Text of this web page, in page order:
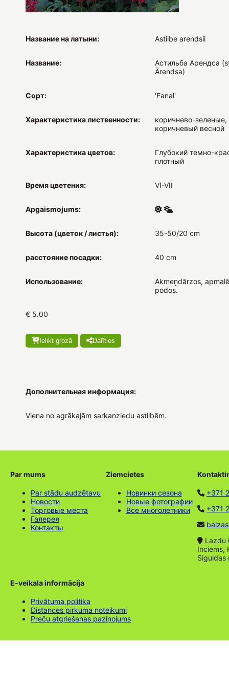
Название на латыни: Astilbe arendsii
Название:
Астильба Арендса
Ārendsa)
Сорт: 'Fanal'
Характеристика лиственности:
коричнево-зеленые,
коричневый весной
Характеристика цветов:
Глубокий темно-
плотный
Время цветения: VI-VII
Apgaismojums:
Высота (цветок / листья): 35-50/20 cm
расстояние посадки: 40 cm
Использование:
Akmeņdārzos,
podos.
€ 5.00
Ielikt grozā Dalīties
Дополнительная информация:
Viena no agrākajām sarkanziedu astilbēm.
Par mums
Par stādu audzētavu
Новости
Торговые места
Галерея
Контакты
Ziemcietes
Новинки сезона
Новые фотографии
Все многолетники
+371
+371
Lazdu
Inciems,
Siguldas
E-veikala informācija
Privātuma politika
Distances pirkuma noteikumi
Preču atgriešanas paziņojums